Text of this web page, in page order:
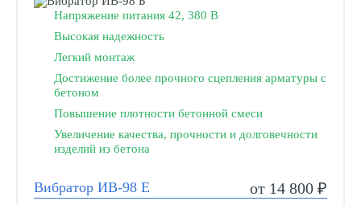
Напряжение питания 42, 380 В
Высокая надежность
Легкий монтаж
Достижение более прочного сцепления арматуры с
бетоном
Повышение плотности бетонной смеси
Увеличение качества, прочности и долговечности
изделий из бетона
Вибратор ИВ-98 Е от 14 800 ₽